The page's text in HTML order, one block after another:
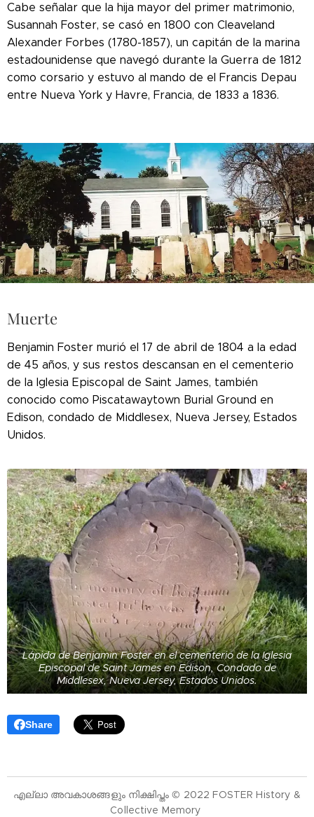
Cabe señalar que la hija mayor del primer matrimonio,
Susannah Foster, se casó en 1800 con Cleaveland
Alexander Forbes (1780-1857), un capitán de la marina
estadounidense que navegó durante la Guerra de 1812
como corsario y estuvo al mando de el Francis Depau
entre Nueva York y Havre, Francia, de 1833 a 1836.
Muerte
Benjamin Foster murió el 17 de abril de 1804 a la edad
de 45 años, y sus restos descansan en el cementerio
de la Iglesia Episcopal de Saint James, también
conocido como Piscatawaytown Burial Ground en
Edison, condado de Middlesex, Nueva Jersey, Estados
Unidos.
Lápida de Benjamin Foster en el cementerio de la Iglesia
Episcopal de Saint James en Edison, Condado de
Middlesex, Nueva Jersey, Estados Unidos.
Share
എല്ലാ അവകാശങ്ങളും നിക്ഷിപ്തം © 2022 FOSTER History &
Collective Memory